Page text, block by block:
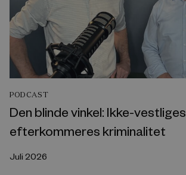
PODCAST
Den blinde vinkel: Ikke-vestliges
efterkommeres kriminalitet
Juli 2026